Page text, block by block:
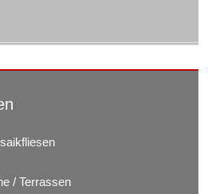
/ Terrassen